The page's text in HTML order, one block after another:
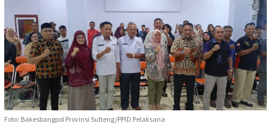
Foto: Bakesbangpol Provinsi Sulteng/PPID Pelaksana